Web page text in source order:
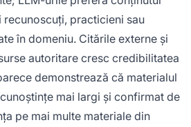
practicieni sau
în domeniu. Citările externe și
autoritare cresc credibilitatea
demonstrează că materialul
mai largi și confirmat de
pe mai multe materiale din